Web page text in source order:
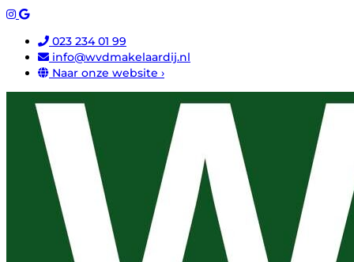
023 234 01 99
info@wvdmakelaardij.nl
Naar onze website ›